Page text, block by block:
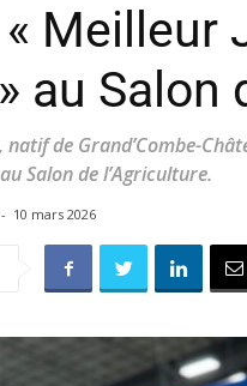
Meilleur
au Salon
natif de Grand’Combe-
Salon de l’Agriculture.
- 10 mars 2026